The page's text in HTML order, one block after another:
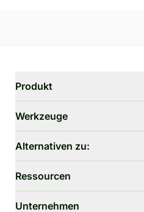
Produkt
Humanizer
Werkzeuge
KI-Übersetzung
GPTZero umgehen
Alternativen zu:
Undetectable.ai
Ressourcen
Unternehmen